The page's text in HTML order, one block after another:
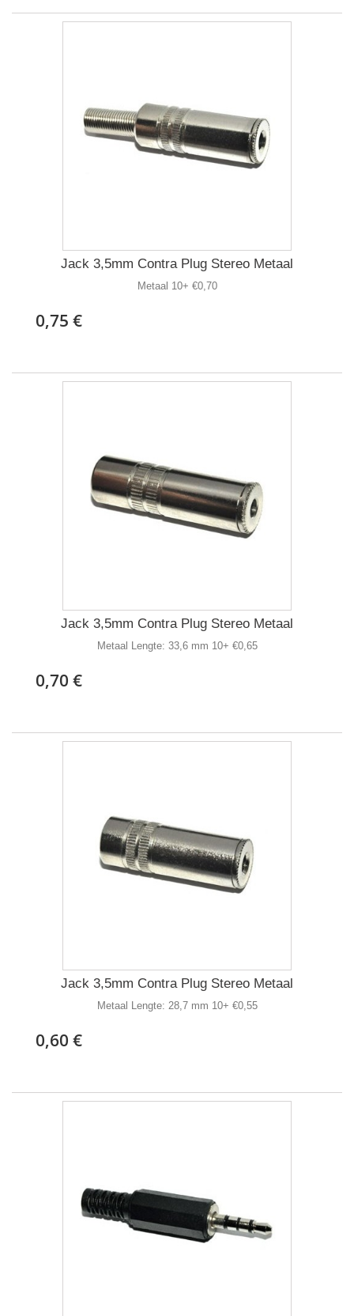
Jack 3,5mm Contra Plug Stereo Metaal
Metaal 10+ €0,70
0,75 €
Jack 3,5mm Contra Plug Stereo Metaal
Metaal Lengte: 33,6 mm 10+ €0,65
0,70 €
Jack 3,5mm Contra Plug Stereo Metaal
Metaal Lengte: 28,7 mm 10+ €0,55
0,60 €